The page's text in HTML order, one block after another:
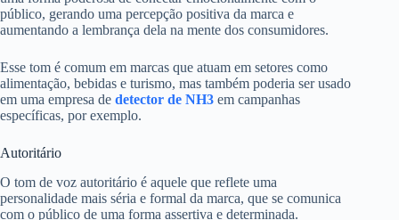
público, gerando uma percepção positiva da marca e
aumentando a lembrança dela na mente dos consumidores.
Esse tom é comum em marcas que atuam em setores como
alimentação, bebidas e turismo, mas também poderia ser usado
em uma empresa de detector de NH3 em campanhas
específicas, por exemplo.
Autoritário
O tom de voz autoritário é aquele que reflete uma
personalidade mais séria e formal da marca, que se comunica
com o público de uma forma assertiva e determinada.